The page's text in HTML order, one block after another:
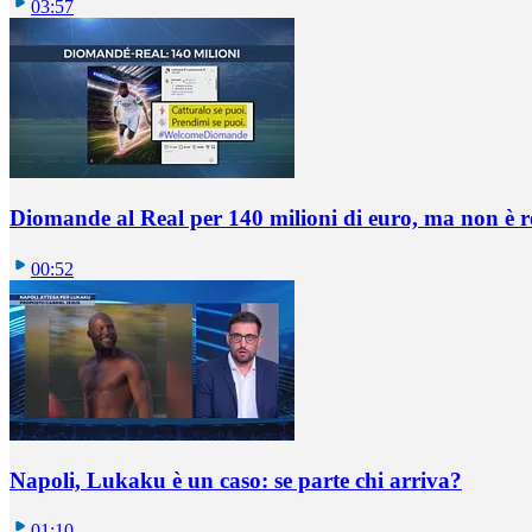
03:57
Diomande al Real per 140 milioni di euro, ma non è
00:52
Napoli, Lukaku è un caso: se parte chi arriva?